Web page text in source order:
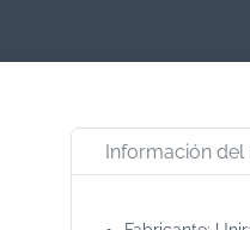
Información